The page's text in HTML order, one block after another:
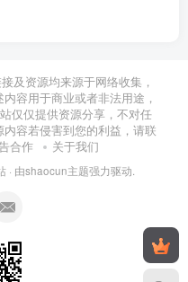
及资源均来源于网络收集，
容用于商业或者非法用途，
仅仅提供资源分享，不对任
容若侵害到您的利益，请联
合作 关于我们
· 由shaocun主题强力驱动.